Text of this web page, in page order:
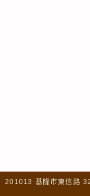
201013 基隆市東信路